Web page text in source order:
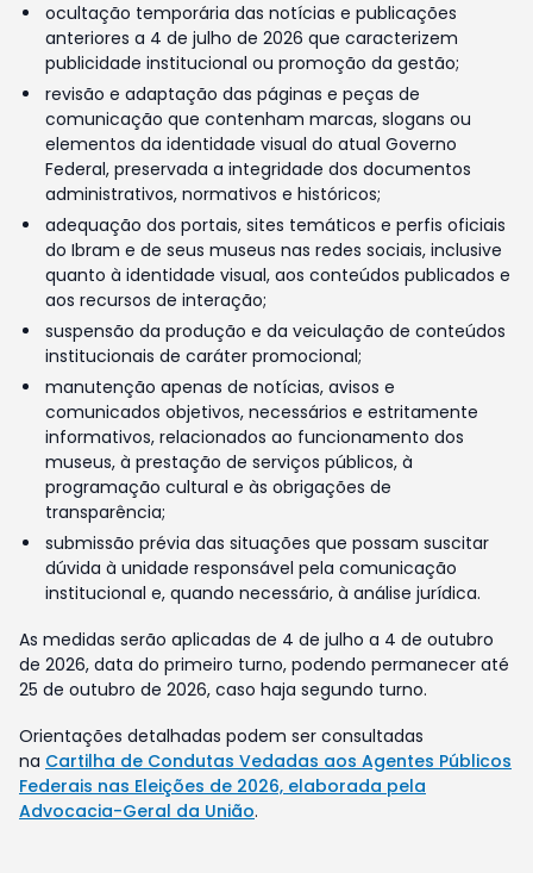
ocultação temporária das notícias e publicações
anteriores a 4 de julho de 2026 que caracterizem
publicidade institucional ou promoção da gestão;
revisão e adaptação das páginas e peças de
comunicação que contenham marcas, slogans ou
elementos da identidade visual do atual Governo
Federal, preservada a integridade dos documentos
administrativos, normativos e históricos;
adequação dos portais, sites temáticos e perfis oficiais
do Ibram e de seus museus nas redes sociais, inclusive
quanto à identidade visual, aos conteúdos publicados e
aos recursos de interação;
suspensão da produção e da veiculação de conteúdos
institucionais de caráter promocional;
manutenção apenas de notícias, avisos e
comunicados objetivos, necessários e estritamente
informativos, relacionados ao funcionamento dos
museus, à prestação de serviços públicos, à
programação cultural e às obrigações de
transparência;
submissão prévia das situações que possam suscitar
dúvida à unidade responsável pela comunicação
institucional e, quando necessário, à análise jurídica.
As medidas serão aplicadas de 4 de julho a 4 de outubro
de 2026, data do primeiro turno, podendo permanecer até
25 de outubro de 2026, caso haja segundo turno.
Orientações detalhadas podem ser consultadas
na Cartilha de Condutas Vedadas aos Agentes Públicos
Federais nas Eleições de 2026, elaborada pela
Advocacia-Geral da União.